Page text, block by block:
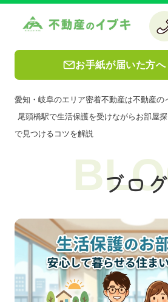
お手紙が届いた方へ
愛知・岐阜のエリア密着不動産は不動産の
尾頭橋駅で生活保護を受けながらお部屋
で見つけるコツを解説
ブログ